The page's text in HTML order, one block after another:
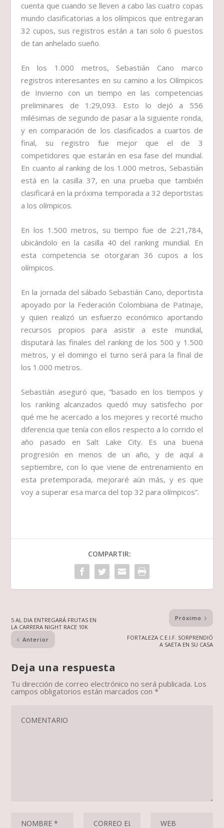
cuenta que cuando se lleven a cabo las cuatro copas
mundo clasificatorias a los olímpicos que entregaran
32 cupos, sus registros están a tan solo 6 puestos
de tan anhelado sueño.
En los 1.000 metros, Sebastián Cano marco
registros interesantes en su camino a los Olímpicos
de Invierno con un tiempo en las competencias
preliminares de 1:29,093. Esto lo dejó a 556
milésimas de segundo de pasar a la siguiente ronda,
y en comparación de los clasificados a cuartos de
final, su registro fue mejor que el de 3
competidores que estarán en esa fase del mundial.
En cuanto al ranking de los 1.000 metros, Sebastián
está en la casilla 37, en una prueba que también
clasificará en la próxima temporada a 32 deportistas
a los olímpicos.
En los 1.500 metros, su tiempo fue de 2:21,784,
ubicándolo en la casilla 40 del ranking mundial. En
esta competencia se otorgaran 36 cupos a los
olímpicos.
En la jornada del sábado Sebastián Cano, deportista
apoyado por la Federación Colombiana de Patinaje,
y quien realizó un esfuerzo económico aportando
recursos propios para asistir a este mundial,
disputará las finales del ranking de los 500 y 1.500
metros, y el domingo el turno será para la final de
los 1.000 metros.
Sebastián aseguró que, “basado en los tiempos y
los ranking alcanzados quedó muy satisfecho por
qué me he acercado a los mejores y recorté mucho
diferencia que tenía con ellos respecto a lo corrido el
año pasado en Salt Lake City. Es una buena
progresión en menos de un año, y de aquí a
septiembre, con lo que viene de entrenamiento en
esta pretemporada, mejoraré aún más, y es que
voy a superar esa marca del top 32 para olímpicos”.
COMPARTIR:
5 AL DIA ENTREGARÁ FRUTAS EN
LA CARRERA NIGHT RACE 10K
Anterior
Próximo
FORTALEZA C.E.I.F. SORPRENDIÓ
A SAETA EN SU CASA
Deja una respuesta
Tu dirección de correo electrónico no será publicada. Los
campos obligatorios están marcados con*